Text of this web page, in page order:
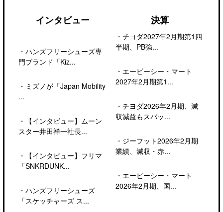
インタビュー
・ ハンズフリーシューズ専
門ブランド「Kiz...
・ ミズノが「Japan Mobility
...
・
【インタビュー】ムーン
スター井田祥一社長...
・
【インタビュー】フリマ
「SNKRDUNK...
・ ハンズフリーシューズ
「スケッチャーズ ス...
決算
・ チヨダ2027年2月期第1四
半期、PB強...
・ エービーシー・マート
2027年2月期第1...
・ チヨダ2026年2月期、減
収減益もスパッ...
・ ジーフット2026年2月期
業績、減収・赤...
・ エービーシー・マート
2026年2月期、国...